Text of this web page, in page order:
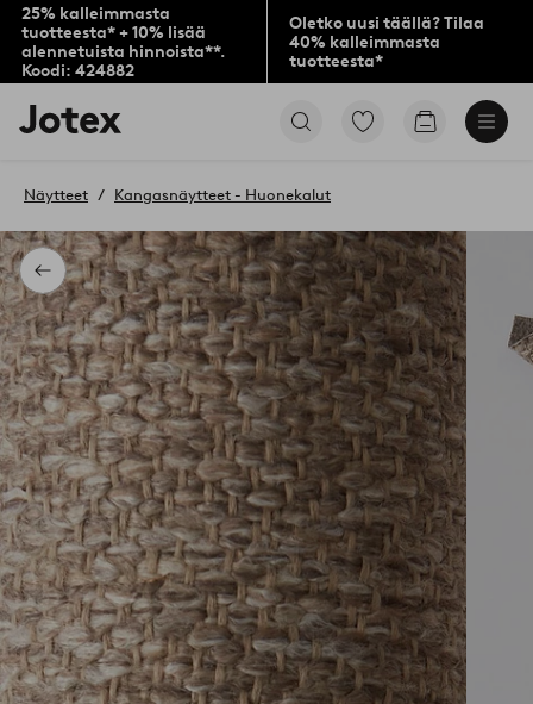
25% kalleimmasta
tuotteesta* + 10% lisää
alennetuista hinnoista**.
Koodi: 424882
Oletko uusi täällä? Tilaa
40% kalleimmasta
tuotteesta*
Jotex-
logo
aloitussivulle
Siirry
Siirry
Takaisin
Näytteet Kangasnäytteet - Huonekalut